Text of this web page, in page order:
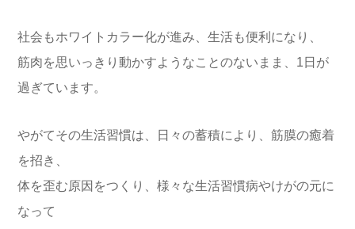
社会もホワイトカラー化が進み、生活も便利になり、
筋肉を思いっきり動かすようなことのないまま、1日が
過ぎています。
やがてその生活習慣は、日々の蓄積により、筋膜の癒着
を招き、
体を歪む原因をつくり、様々な生活習慣病やけがの元に
なって